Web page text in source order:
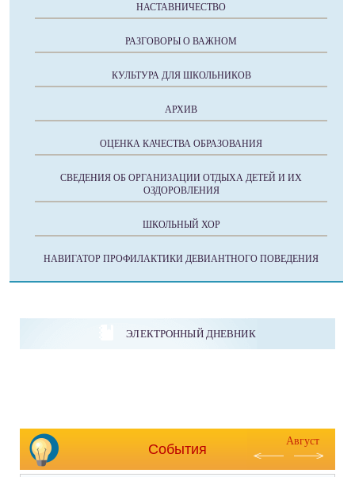
НАСТАВНИЧЕСТВО
РАЗГОВОРЫ О ВАЖНОМ
КУЛЬТУРА ДЛЯ ШКОЛЬНИКОВ
АРХИВ
ОЦЕНКА КАЧЕСТВА ОБРАЗОВАНИЯ
СВЕДЕНИЯ ОБ ОРГАНИЗАЦИИ ОТДЫХА ДЕТЕЙ И ИХ
ОЗДОРОВЛЕНИЯ
ШКОЛЬНЫЙ ХОР
НАВИГАТОР ПРОФИЛАКТИКИ ДЕВИАНТНОГО ПОВЕДЕНИЯ
ЭЛЕКТРОННЫЙ ДНЕВНИК
События
Август